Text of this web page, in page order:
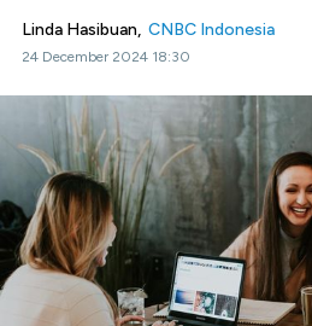
Linda Hasibuan, CNBC Indonesia
24 December 2024 18:30